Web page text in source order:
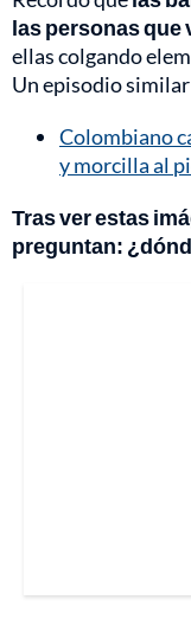
las personas que
ellas colgando
Un episodio
Colombiano
y morcilla al
Tras ver estas
preguntan: